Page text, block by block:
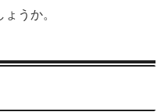
うか。